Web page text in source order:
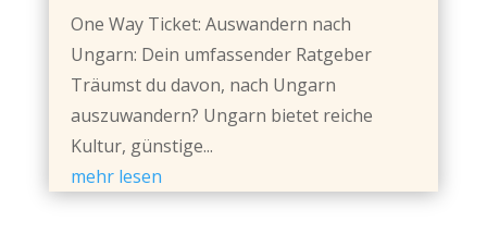
One Way Ticket: Auswandern nach
Ungarn: Dein umfassender Ratgeber
Träumst du davon, nach Ungarn
auszuwandern? Ungarn bietet reiche
Kultur, günstige...
mehr lesen